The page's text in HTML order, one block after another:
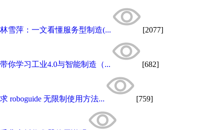
林雪萍：一文看懂服务型制造(... [2077]
带你学习工业4.0与智能制造（... [682]
求 roboguide 无限制使用方法... [759]